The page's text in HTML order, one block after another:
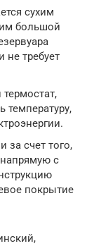
сухим
большой
не требует
температуру,
за счет того,
напрямую с
покрытие